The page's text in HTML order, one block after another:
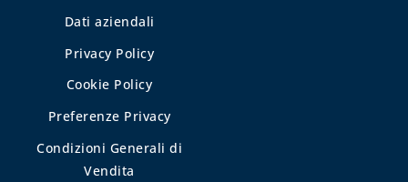
Dati aziendali
Privacy Policy
Cookie Policy
Preferenze Privacy
Condizioni Generali di
Vendita